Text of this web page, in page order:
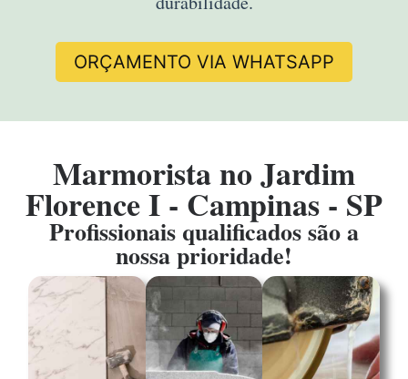
ORÇAMENTO VIA WHATSAPP
Marmorista no Jardim
Florence I - Campinas - SP
Profissionais qualificados são a
nossa prioridade!